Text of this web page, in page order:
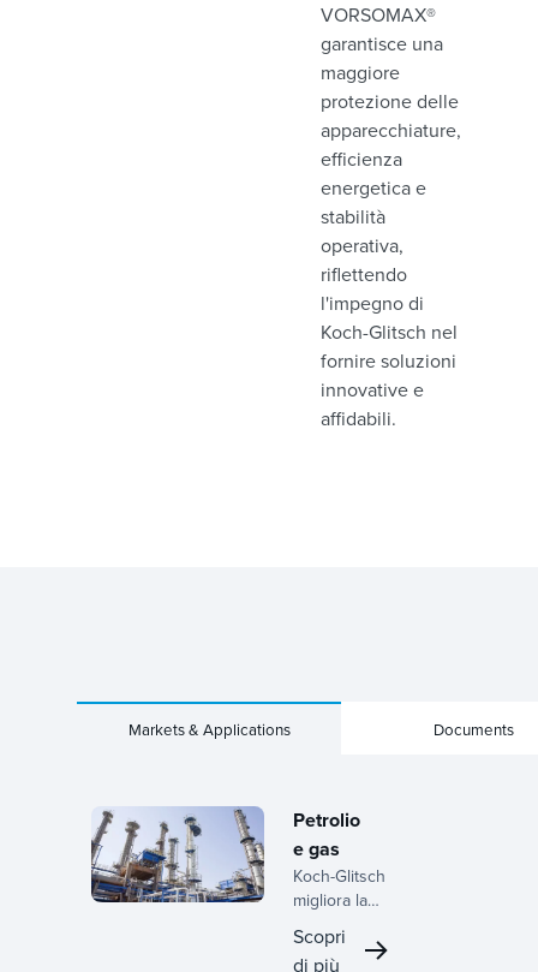
VORSOMAX®
garantisce una
maggiore
protezione delle
apparecchiature,
efficienza
energetica e
stabilità
operativa,
riflettendo
l'impegno di
Koch-Glitsch nel
fornire soluzioni
innovative e
affidabili.
Markets & Applications Documents
Petrolio
e gas
Koch-Glitsch
migliora la
lavorazione
del settore
Scopri
di più